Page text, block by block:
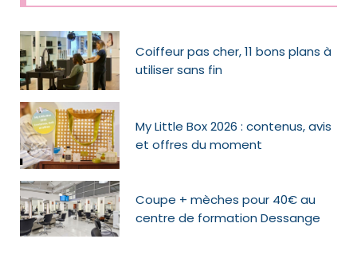
Coiffeur pas cher, 11 bons plans à
utiliser sans fin
My Little Box 2026 : contenus, avis
et offres du moment
Coupe + mèches pour 40€ au
centre de formation Dessange